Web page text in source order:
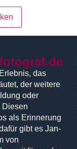
das
der weitere
oder
Diesen
als Erinnerung
gibt es Jan-
von